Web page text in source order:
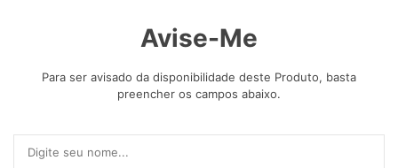
Avise-Me
Para ser avisado da disponibilidade deste Produto, basta
preencher os campos abaixo.